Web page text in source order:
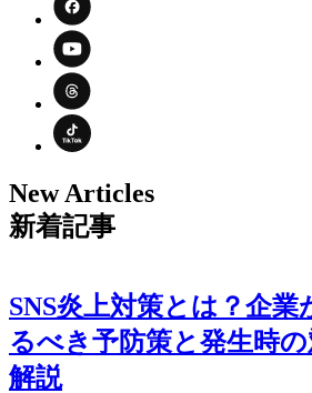
New Articles
新着記事
SNS炎上対策とは？企業
るべき予防策と発生時
解説